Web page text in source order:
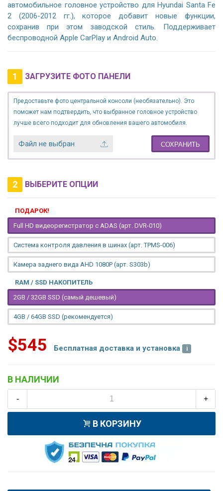
автомобильное головное устройство для Hyundai Santa Fe
2 (2006-2012 гг.), которое добавит новые функции,
сохранив при этом заводской стиль. Поддерживает
беспроводной Apple CarPlay и Android Auto.
1 ЗАГРУЗИТЕ ФОТО ПАНЕЛИ
Предоставьте фото центральной консоли (необязательно). Это
поможет нам подтвердить, что выбранное головное устройство
лучше всего подходит для обновления вашего автомобиля.
Файл не выбран СОХРАНИТЬ
2 ВЫБЕРИТЕ ОПЦИИ
ПОДАРОК!
Full HD видеорегистратор с ADAS (арт. DVR-010)
Система контроля давления в шинах (арт. TPMS-006)
Камера заднего вида AHD 1080P (арт. S303b)
RAM / SSD НАКОПИТЕЛЬ
2GB / 32GB SSD (самый дешевый)
4GB / 64GB SSD (рекомендуется)
$545 Бесплатная доставка и установка
В НАЛИЧИИ
- +
В КОРЗИНУ